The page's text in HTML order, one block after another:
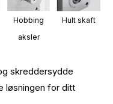
Hobbing
aksler
Hult skaft
skreddersydde
løsningen for ditt